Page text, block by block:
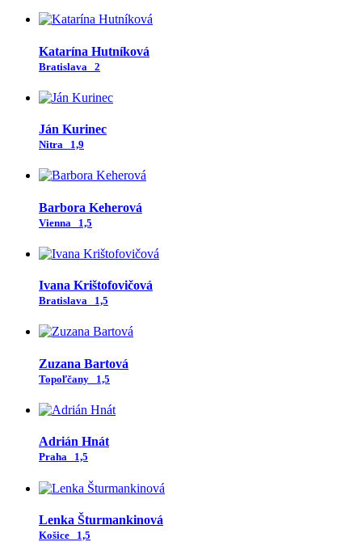
Katarína Hutníková
Bratislava 2
Ján Kurinec
Nitra 1,9
Barbora Keherová
Vienna 1,5
Ivana Krištofovičová
Bratislava 1,5
Zuzana Bartová
Topoľčany 1,5
Adrián Hnát
Praha 1,5
Lenka Šturmankinová
Košice 1,5